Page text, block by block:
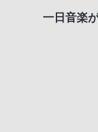
一日音楽